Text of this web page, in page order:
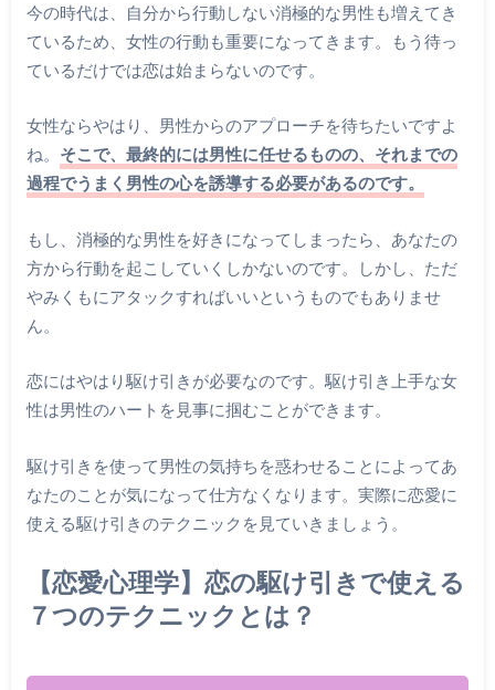
今の時代は、自分から行動しない消極的な男性も増えてき
ているため、女性の行動も重要になってきます。もう待っ
ているだけでは恋は始まらないのです。
女性ならやはり、男性からのアプローチを待ちたいですよ
ね。 そこで、最終的には男性に任せるものの、それまでの
過程でうまく男性の心を誘導する必要があるのです。
もし、消極的な男性を好きになってしまったら、あなたの
方から行動を起こしていくしかないのです。しかし、ただ
やみくもにアタックすればいいというものでもありませ
ん。
恋にはやはり駆け引きが必要なのです。駆け引き上手な女
性は男性のハートを見事に掴むことができます。
駆け引きを使って男性の気持ちを惑わせることによってあ
なたのことが気になって仕方なくなります。実際に恋愛に
使える駆け引きのテクニックを見ていきましょう。
【恋愛心理学】恋の駆け引きで使える
７つのテクニックとは？